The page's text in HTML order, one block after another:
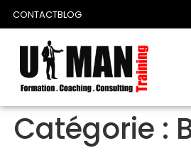
CONTACTBLOG
Catégorie :